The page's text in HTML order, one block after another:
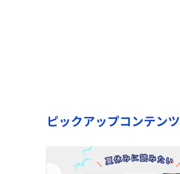
ピックアップコンテンツ